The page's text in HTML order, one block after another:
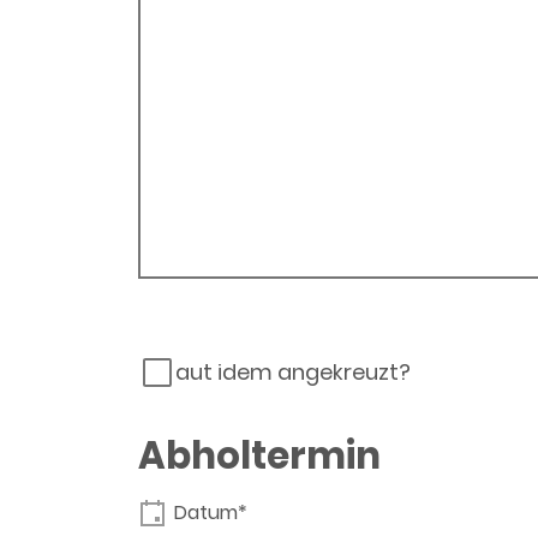
aut idem angekreuzt?
Abholtermin
Datum*